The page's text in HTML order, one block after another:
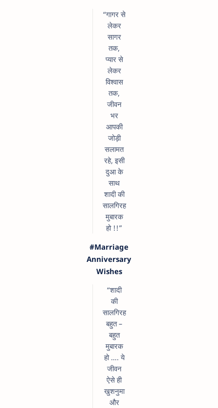
“गागर से
लेकर
सागर
तक,
प्यार से
लेकर
विश्वास
तक,
जीवन
भर
आपकी
जोड़ी
सलामत
रहे, इसी
दुआ के
साथ
शादी की
सालगिरह
मुबारक
हो !!”
#Marriage
Anniversary
Wishes
“शादी
की
सालगिरह
बहुत –
बहुत
मुबारक
हो …. ये
जीवन
ऐसे ही
खुशनुमा
और